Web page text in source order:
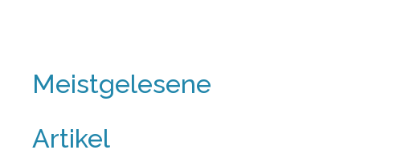
Meistgelesene
Artikel